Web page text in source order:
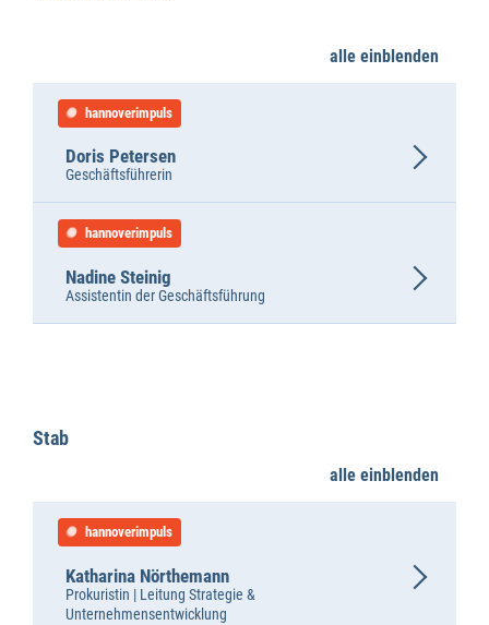
alle einblenden
hannoverimpuls
Geschäftsführerin
Doris Petersen
hannoverimpuls
Assistentin der Geschäftsführung
Nadine Steinig
Stab
alle einblenden
hannoverimpuls
Prokuristin | Leitung Strategie &
Unternehmensentwicklung
Katharina Nörthemann